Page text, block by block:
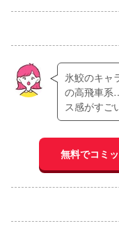
氷鮫のキャ
の高飛車系
ス感がすご
無料でコミ